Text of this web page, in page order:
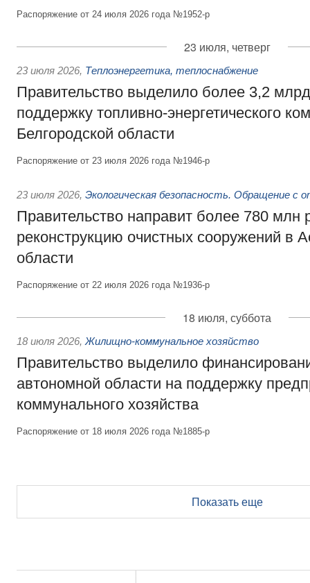
Распоряжение от 24 июля 2026 года №1952-р
23 июля, четверг
23 июля 2026, Теплоэнергетика, теплоснабжение
Правительство выделило более 3,2
поддержку топливно-энергетического
Белгородской области
Распоряжение от 23 июля 2026 года №1946-р
23 июля 2026, Экологическая безопасность. Обращение с
Правительство направит более 780 млн
реконструкцию очистных сооружений в
области
Распоряжение от 22 июля 2026 года №1936-р
18 июля, суббота
18 июля 2026, Жилищно-коммунальное хозяйство
Правительство выделило
автономной области на поддержку
коммунального хозяйства
Распоряжение от 18 июля 2026 года №1885-р
Показать еще